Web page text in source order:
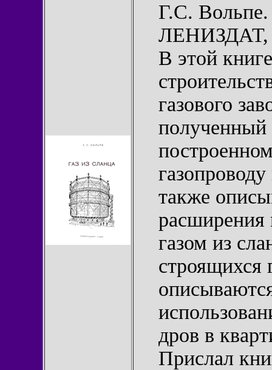
Г.С.
ЛЕНИЗДАТ,
В этой
газового
полученный
также
расширения
газом из
строящихся
дров в
Прислал